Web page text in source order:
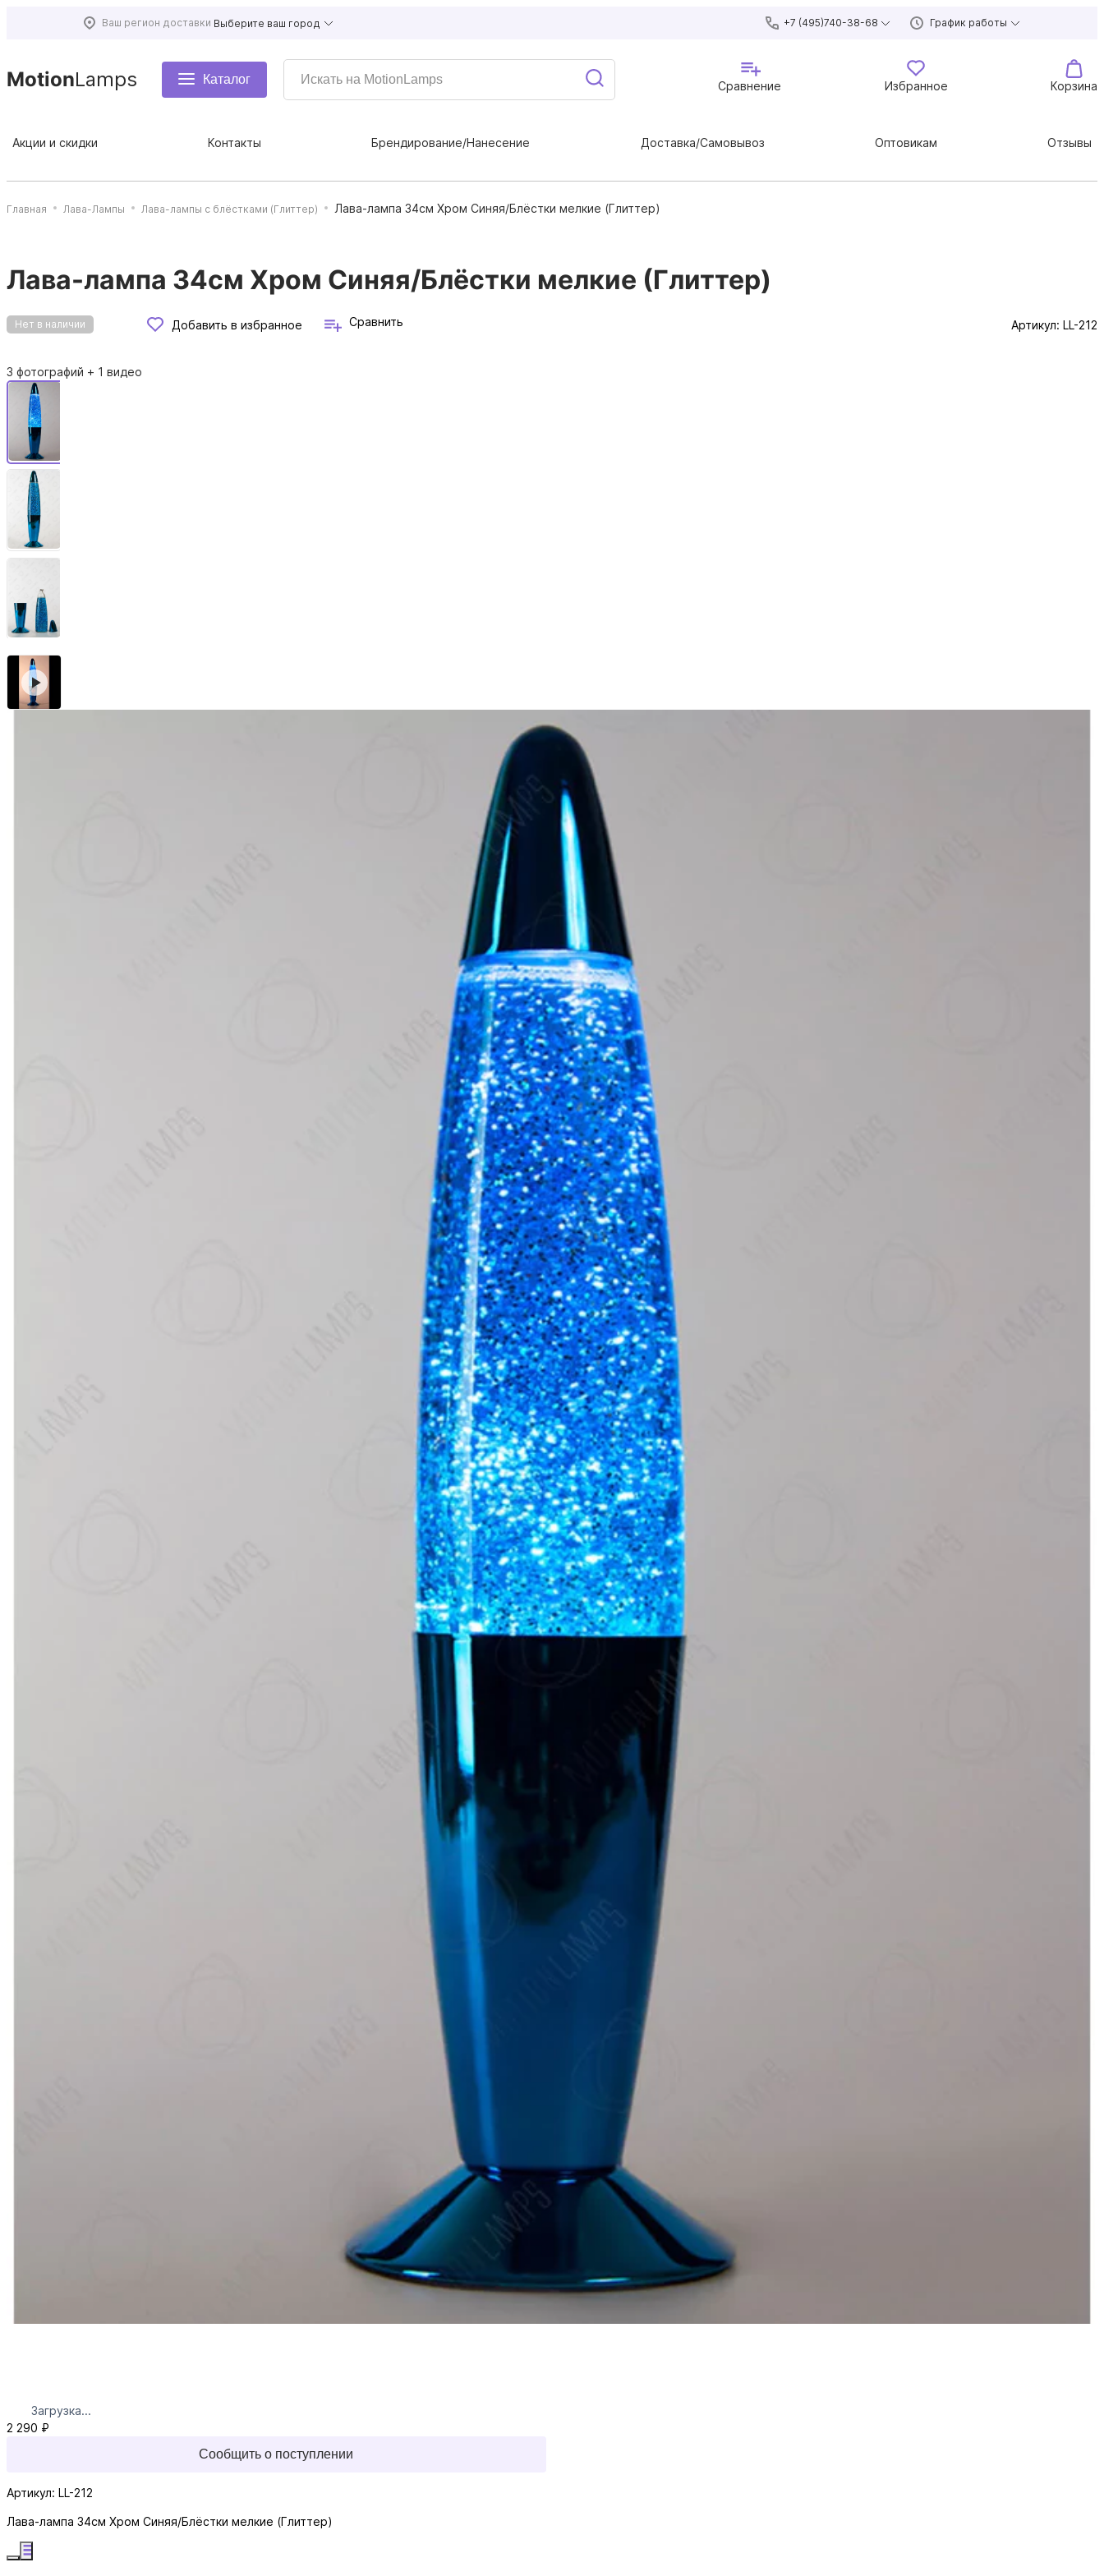
Ваш регион доставки Выберите ваш город +7 (495)740-38-68 График работы
MotionLamps Каталог Сравнение Избранное Корзина
Акции и скидки Контакты Брендирование/Нанесение Доставка/Самовывоз Оптовикам Отзывы
Главная Лава-Лампы Лава-лампы с блёстками (Глиттер) Лава-лампа 34см Хром Синяя/Блёстки мелкие (Глиттер)
Лава-лампа 34см Хром Синяя/Блёстки мелкие (Глиттер)
Нет в наличии Добавить в избранное Сравнить Артикул: LL-212
3 фотографий + 1 видео
Загрузка...
2 290 ₽
Сообщить о поступлении
Артикул: LL-212
Лава-лампа 34см Хром Синяя/Блёстки мелкие (Глиттер)